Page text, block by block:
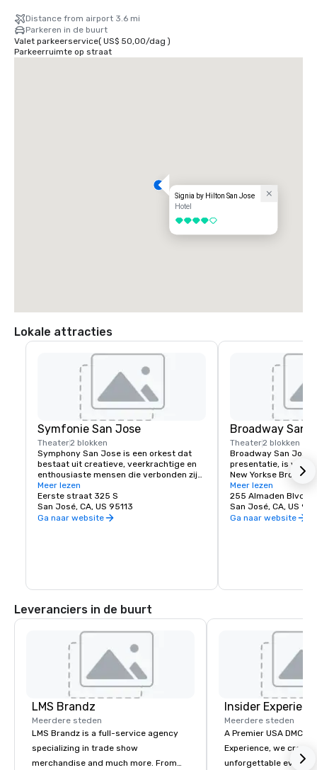
optie om 40 minuten naar het zuiden te rijden of gebruik te maken van
een gedeelde ritdienst. Als alternatief kunt u de trein gebruiken via
BART en Caltrain. https://www.bart.gov en https://www.caltrain.com
Distance from airport 3.6 mi
Parkeren in de buurt
Valet parkeerservice( US$ 50,00/dag )
Parkeerruimte op straat
Signia by Hilton San Jose
Hotel
4 van 5
Lokale attracties
Symfonie San Jose
Theater2 blokken
Symphony San Jose is een orkest dat
bestaat uit creatieve, veerkrachtige en
enthousiaste mensen die verbonden zijn
door de liefde voor muziek. Het is er
trots op San Jose thuis te noemen en de
innovatieve en diverse cultuur van onze
gemeenschap te omarmen door
gemeenschapsprogramma's.
Meer lezen
Eerste straat 325 S
San José, CA, US 95113
Ga naar website
Broadway San
Theater2 blokken
Broadway San Jose,
presentatie, is waar
New Yorkse
vindt. Of je nu hier
bezoekt, Broadway
shows die je wilt
Meer lezen
255 Almaden Blvd
San José, CA, US
Ga naar website
Leveranciers in de buurt
LMS Brandz
Meerdere steden
LMS Brandz is a full-service agency
specializing in trade show
merchandise and much more. From
Insider
Meerdere steden
A Premier USA DMC Partner
Experience, we create
unforgettable events